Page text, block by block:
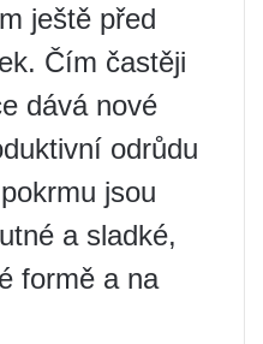
ještě před
Čím častěji
dává nové
odrůdu
jsou
a sladké,
formě a na